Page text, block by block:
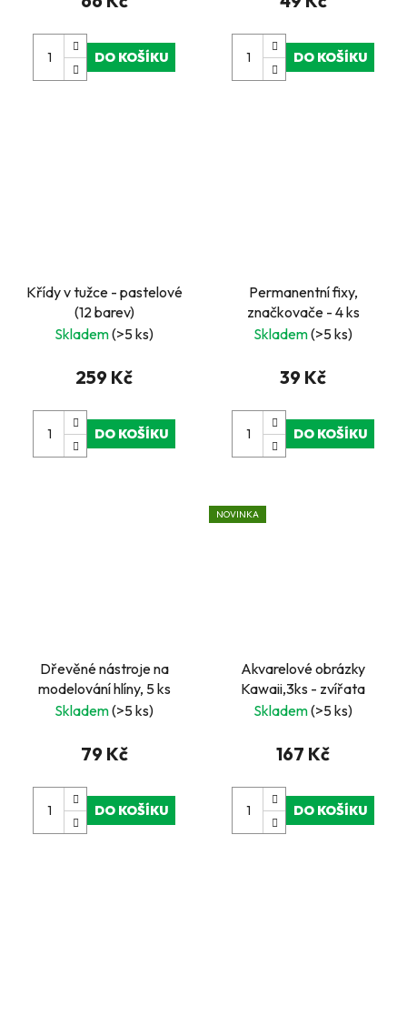
DO KOŠÍKU DO KOŠÍKU
Křídy v tužce - pastelové
(12 barev)
Skladem(>5 ks)
259 Kč
DO KOŠÍKU
Permanentní fixy,
značkovače - 4 ks
Skladem(>5 ks)
39 Kč
DO KOŠÍKU
Dřevěné nástroje na
modelování hlíny, 5 ks
Skladem(>5 ks)
79 Kč
DO KOŠÍKU
NOVINKA
Akvarelové obrázky
Kawaii,3ks - zvířata
Skladem(>5 ks)
167 Kč
DO KOŠÍKU